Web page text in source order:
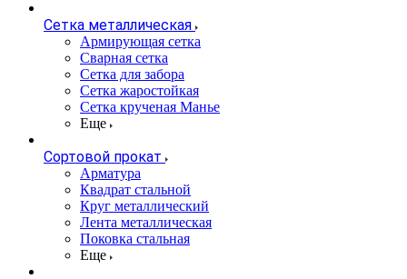
Сетка металлическая
Армирующая сетка
Сварная сетка
Сетка для забора
Сетка жаростойкая
Сетка крученая Манье
Еще
Сортовой прокат
Арматура
Квадрат стальной
Круг металлический
Лента металлическая
Поковка стальная
Еще